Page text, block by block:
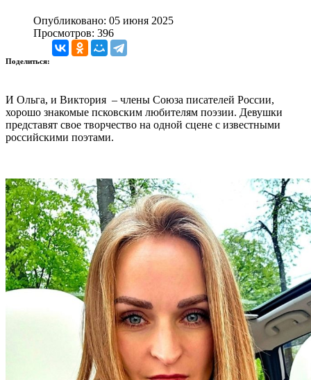
Опубликовано: 05 июня 2025
Просмотров: 396
Поделиться:
И Ольга, и Виктория – члены Союза писателей России,
хорошо знакомые псковским любителям поэзии. Девушки
представят свое творчество на одной сцене с известными
российскими поэтами.